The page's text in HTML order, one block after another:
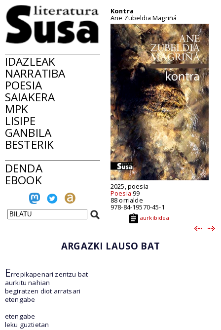
IDAZLEAK
NARRATIBA
POESIA
SAIAKERA
MPK
LISIPE
GANBILA
BESTERIK
DENDA
EBOOK
Kontra
Ane Zubeldia Magriñá
2025, poesia
Poesia 99
88 orrialde
978-84-19570-45-1
aurkibidea
ARGAZKI LAUSO BAT
Errepikapenari zentzu bat
aurkitu nahian
begiratzen diot arratsari
etengabe
etengabe
leku guztietan